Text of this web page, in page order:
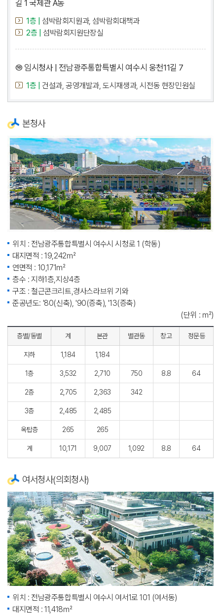
길 1 국제관 A동
1층 |
섬박람회지원과, 섬박람회대책과
2층 |
섬박람회지원단장실
⑩ 임시청사 | 전남광주통합특별시 여수시 웅천11길 7
1층 | 건설과, 공영개발과, 도시재생과, 시전동 현장민원실
본청사
위치 : 전남광주통합특별시 여수시 시청로 1 (학동)
대지면적 : 19,242㎡
연면적 : 10,171㎡
층수 : 지하1층,지상4층
구조 : 철근콘크리트,경사스라브위 기와
준공년도: '80(신축), '90(증축), '13(증축)
(단위 : ㎡)
층별/동별 계 본관 별관동 창고 정문등
지하 1,184 1,184
1층 3,532 2,710 750 8.8 64
2층 2,705 2,363 342
3층 2,485 2,485
옥탑층 265 265
계 10,171 9,007 1,092 8.8 64
여서청사(의회청사)
위치 : 전남광주통합특별시 여수시 여서1로 101 (여서동)
대지면적 : 11,418㎡